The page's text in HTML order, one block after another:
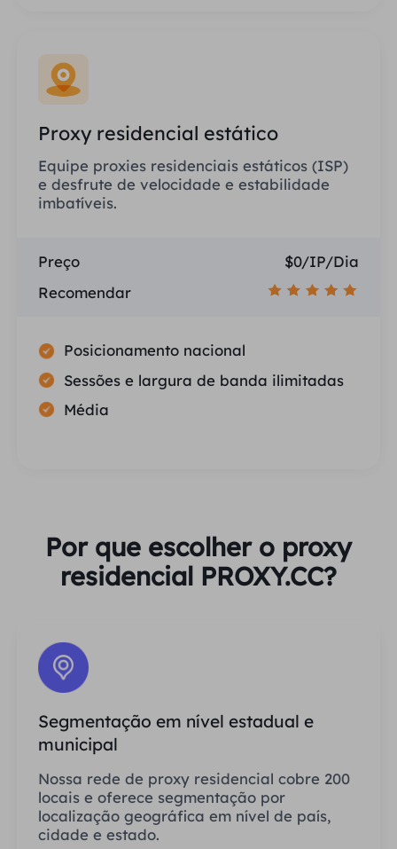
Proxy residencial estático
Equipe proxies residenciais estáticos (ISP)
e desfrute de velocidade e estabilidade
imbatíveis.
Preço
$0/IP/Dia
Recomendar
Posicionamento nacional
Sessões e largura de banda ilimitadas
Média
Por que escolher o proxy
residencial PROXY.CC?
Segmentação em nível estadual e
municipal
Nossa rede de proxy residencial cobre 200
locais e oferece segmentação por
localização geográfica em nível de país,
cidade e estado.